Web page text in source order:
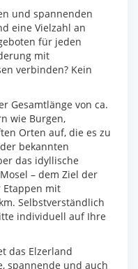
und spannenden
eine Vielzahl an
für jeden
mit
verbinden? Kein
Gesamtlänge von ca.
wie Burgen,
Orten auf, die es zu
bekannten
das idyllische
– dem Ziel der
Etappen mit
Selbstverständlich
individuell auf Ihre
das Elzerland
spannende und auch